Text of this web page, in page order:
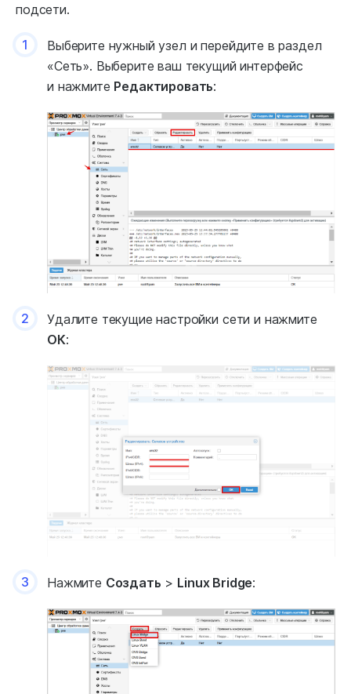
подсети.
1
Выберите нужный узел и перейдите в раздел
«Сеть». Выберите ваш текущий интерфейс
и нажмите Редактировать:
2
Удалите текущие настройки сети и нажмите
ОК:
3 Нажмите Создать > Linux Bridge: